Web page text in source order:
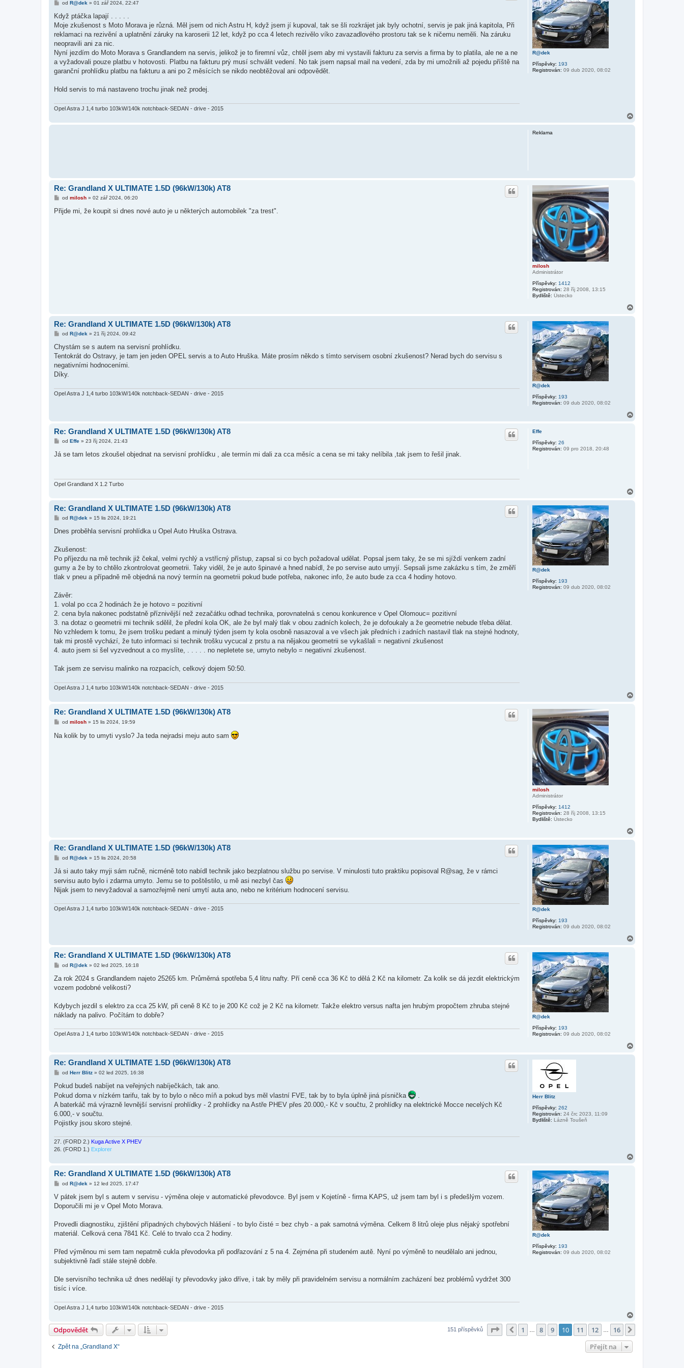
R@dek
Příspěvky: 193
Registrován: 09 dub 2020, 08:02
P
í
s
p
ě
e
k
od R@dek » 01 zář 2024, 22:47
Když ptáčka lapají . . . . .
Moje zkušenost s Moto Morava je různá. Měl jsem od nich Astru H, když jsem jí kupoval, tak se šli rozkrájet jak byly ochotní, servis je pak jiná kapitola, Při
reklamaci na rezivění a uplatnění záruky na karoserii 12 let, když po cca 4 letech rezivělo víko zavazadlového prostoru tak se k ničemu neměli. Na záruku
neopravili ani za nic.
Nyní jezdím do Moto Morava s Grandlandem na servis, jelikož je to firemní vůz, chtěl jsem aby mi vystavili fakturu za servis a firma by to platila, ale ne a ne
a vyžadovali pouze platbu v hotovosti. Platbu na fakturu prý musí schválit vedení. No tak jsem napsal mail na vedení, zda by mi umožnili až pojedu příště na
garanční prohlídku platbu na fakturu a ani po 2 měsících se nikdo neobtěžoval ani odpovědět.
Hold servis to má nastaveno trochu jinak než prodej.
Opel Astra J 1,4 turbo 103kW/140k notchback-SEDAN - drive - 2015
Reklama
milosh
Administrátor
Příspěvky: 1412
Registrován: 28 říj 2008, 13:15
Bydliště: Ústecko
Re: Grandland X ULTIMATE 1.5D (96kW/130k) AT8
P
í
s
od milosh» 02 zář 2024, 06:20
Přijde mi, že koupit si dnes nové auto je u některých automobilek "za trest".
R@dek
Příspěvky: 193
Registrován: 09 dub 2020, 08:02
Re: Grandland X ULTIMATE 1.5D (96kW/130k) AT8
P
í
s
p
ě
v
e
od R@dek» 21 říj 2024, 09:42
Chystám se s autem na servisní prohlídku.
Tentokrát do Ostravy, je tam jen jeden OPEL servis a to Auto Hruška. Máte prosím někdo s tímto servisem osobní zkušenost? Nerad bych do servisu s
negativními hodnoceními.
Díky.
Opel Astra J 1,4 turbo 103kW/140k notchback-SEDAN - drive - 2015
a
Effe
Příspěvky: 26
Registrován: 09 pro 2018, 20:48
Re: Grandland X ULTIMATE 1.5D (96kW/130k) AT8
P
í
e
od Effe» 23 říj 2024, 21:43
Já se tam letos zkoušel objednat na servisní prohlídku , ale termín mi dali za cca měsíc a cena se mi taky nelíbila ,tak jsem to řešil jinak.
Opel Grandland X 1.2 Turbo
R@dek
Příspěvky: 193
Registrován: 09 dub 2020, 08:02
Re: Grandland X ULTIMATE 1.5D (96kW/130k) AT8
P
í
ě
e
k
od R@dek» 15 lis 2024, 19:21
Dnes proběhla servisní prohlídka u Opel Auto Hruška Ostrava.
Zkušenost:
Po příjezdu na mě technik již čekal, velmi rychlý a vstřícný přístup, zapsal si co bych požadoval udělat. Popsal jsem taky, že se mi sjíždí venkem zadní
gumy a že by to chtělo zkontrolovat geometrii. Taky viděl, že je auto špinavé a hned nabídl, že po servise auto umyjí. Sepsali jsme zakázku s tím, že změří
tlak v pneu a případně mě objedná na nový termín na geometrii pokud bude potřeba, nakonec info, že auto bude za cca 4 hodiny hotovo.
Závěr:
1. volal po cca 2 hodinách že je hotovo = pozitivní
2. cena byla nakonec podstatně příznivější než zezačátku odhad technika, porovnatelná s cenou konkurence v Opel Olomouc= pozitivní
3. na dotaz o geometrii mi technik sdělil, že přední kola OK, ale že byl malý tlak v obou zadních kolech, že je dofoukaly a že geometrie nebude třeba dělat.
No vzhledem k tomu, že jsem trošku pedant a minulý týden jsem ty kola osobně nasazoval a ve všech jak předních i zadních nastavil tlak na stejné hodnoty,
tak mi prostě vychází, že tuto informaci si technik trošku vycucal z prstu a na nějakou geometrii se vykašlali = negativní zkušenost
4. auto jsem si šel vyzvednout a co myslíte, . . . . . no nepletete se, umyto nebylo = negativní zkušenost.
Tak jsem ze servisu malinko na rozpacích, celkový dojem 50:50.
Opel Astra J 1,4 turbo 103kW/140k notchback-SEDAN - drive - 2015
milosh
Administrátor
Příspěvky: 1412
Registrován: 28 říj 2008, 13:15
Bydliště: Ústecko
Re: Grandland X ULTIMATE 1.5D (96kW/130k) AT8
P
í
s
od milosh» 15 lis 2024, 19:59
Na kolik by to umyti vyslo? Ja teda nejradsi meju auto sam
R@dek
Příspěvky: 193
Registrován: 09 dub 2020, 08:02
Re: Grandland X ULTIMATE 1.5D (96kW/130k) AT8
P
í
p
ě
v
od R@dek » 15 lis 2024, 20:58
Já si auto taky myji sám ručně, nicméně toto nabídl technik jako bezplatnou službu po servise. V minulosti tuto praktiku popisoval R@sag, že v rámci
servisu auto bylo i zdarma umyto. Jemu se to poštěstilo, u mě asi nezbyl čas
Nijak jsem to nevyžadoval a samozřejmě není umytí auta ano, nebo ne kritérium hodnocení servisu.
Opel Astra J 1,4 turbo 103kW/140k notchback-SEDAN - drive - 2015
R@dek
Příspěvky: 193
Registrován: 09 dub 2020, 08:02
Re: Grandland X ULTIMATE 1.5D (96kW/130k) AT8
P
í
p
e
k
od R@dek » 02 led 2025, 16:18
Za rok 2024 s Grandlandem najeto 25265 km. Průměrná spotřeba 5,4 litru nafty. Pří ceně cca 36 Kč to dělá 2 Kč na kilometr. Za kolik se dá jezdit elektrickým
vozem podobné velikosti?
Kdybych jezdil s elektro za cca 25 kW, při ceně 8 Kč to je 200 Kč což je 2 Kč na kilometr. Takže elektro versus nafta jen hrubým propočtem zhruba stejné
náklady na palivo. Počítám to dobře?
Opel Astra J 1,4 turbo 103kW/140k notchback-SEDAN - drive - 2015
Herr Blitz
Příspěvky: 262
Registrován: 24 črc 2023, 11:09
Bydliště: Lázně Toušeň
Re: Grandland X ULTIMATE 1.5D (96kW/130k) AT8
P
í
p
ě
v
e
k
od Herr Blitz» 02 led 2025, 16:38
Pokud budeš nabíjet na veřejných nabíječkách, tak ano.
Pokud doma v nízkém tarifu, tak by to bylo o něco míň a pokud bys měl vlastní FVE, tak by to byla úplně jiná písnička
A baterkáč má výrazně levnější servisní prohlídky - 2 prohlídky na Astře PHEV přes 20.000,- Kč v součtu, 2 prohlídky na elektrické Mocce necelých Kč
6.000,- v součtu.
Pojistky jsou skoro stejné.
27. (FORD 2.) Kuga Active X PHEV
26. (FORD 1.) Explorer
R@dek
Příspěvky: 193
Registrován: 09 dub 2020, 08:02
Re: Grandland X ULTIMATE 1.5D (96kW/130k) AT8
P
í
s
p
e
k
od R@dek » 12 led 2025, 17:47
V pátek jsem byl s autem v servisu - výměna oleje v automatické převodovce. Byl jsem v Kojetíně - firma KAPS, už jsem tam byl i s předešlým vozem.
Doporučili mi je v Opel Moto Morava.
Provedli diagnostiku, zjištění případných chybových hlášení - to bylo čisté = bez chyb - a pak samotná výměna. Celkem 8 litrů oleje plus nějaký spotřební
materiál. Celková cena 7841 Kč. Celé to trvalo cca 2 hodiny.
Před výměnou mi sem tam nepatrně cukla převodovka při podřazování z 5 na 4. Zejména při studeném autě. Nyní po výměně to neudělalo ani jednou,
subjektivně řadí stále stejně dobře.
Dle servisního technika už dnes nedělají ty převodovky jako dříve, i tak by měly při pravidelném servisu a normálním zacházení bez problémů vydržet 300
tisíc i více.
Opel Astra J 1,4 turbo 103kW/140k notchback-SEDAN - drive - 2015
o
Odpovědět 151 příspěvků Stránka 16
Předchozí
1 8 9 10 11 12 16
Zpět na „Grandland X“ Přejít na